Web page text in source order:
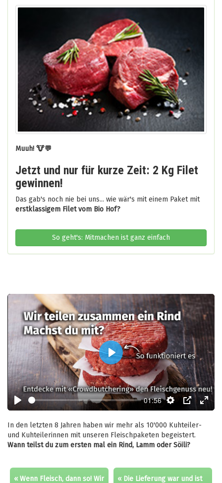
Muuh! 🐮💬
Jetzt und nur für kurze Zeit: 2 Kg Filet
gewinnen!
Das gab's noch nie bei uns... wie wär's mit einem Paket mit
erstklassigem Filet vom Bio Hof?
So geht's: Mitmachen ist ganz einfach
Play
01:56
Settings
PIP Enter
Play
In den letzten 8 Jahren haben wir mehr als 10'000 Kuhteiler-
und Kuhteilerinnen mit unseren Fleischpaketen begeistert.
Wann teilst du zum ersten mal ein Rind, Lamm oder Söili?
« Wenn Fleisch, dann so! Wir
« Die Lieferung war und ist